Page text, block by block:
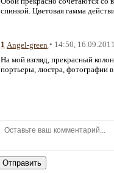
спинкой. Цветовая гамма
1 Angel-green • 14:50, 16.09.2011
На мой взгляд, прекрасный
портьеры, люстра, фотографии
Отправить